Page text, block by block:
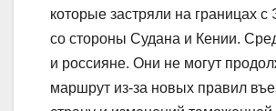
которые застряли на границах
со стороны Судана и Кении.
и россияне. Они не могут
маршрут из-за новых правил